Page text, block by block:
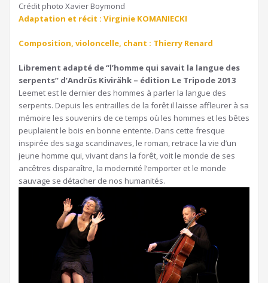
Crédit photo Xavier Boymond
Adaptation et récit : Virginie KOMANIECKI
Composition, violoncelle, chant : Thierry Renard
Librement adapté de “l’homme qui savait la langue des
serpents” d’Andrüs Kivirähk – édition Le Tripode 2013
Leemet est le dernier des hommes à parler la langue des
serpents. Depuis les entrailles de la forêt il laisse affleurer à sa
mémoire les souvenirs de ce temps où les hommes et les bêtes
peuplaient le bois en bonne entente. Dans cette fresque
inspirée des saga scandinaves, le roman, retrace la vie d’un
jeune homme qui, vivant dans la forêt, voit le monde de ses
ancêtres disparaître, la modernité l’emporter et le monde
sauvage se détacher de nos humanités.